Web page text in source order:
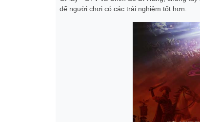
để người chơi có các trải nghiệm tốt hơn.